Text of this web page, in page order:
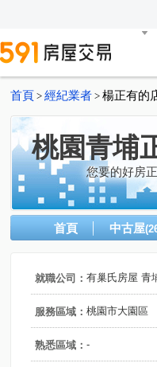
首頁 > 經紀業者 > 楊正有的
桃園青埔
您要的好房
首頁 中古屋
就職公司： 有巢氏房屋 青
服務區域： 桃園市大園區
熟悉區域： -